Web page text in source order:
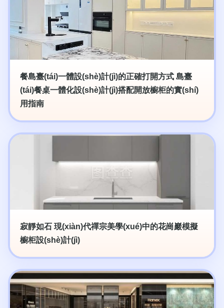
餐島臺(tái)一體設(shè)計(jì)的正確打開方式 島臺
(tái)餐桌一體化設(shè)計(jì)搭配開放櫥柜的實(shí)
用指南
寂靜如石 現(xiàn)代禪宗美學(xué)中的花崗巖模擬
櫥柜設(shè)計(jì)